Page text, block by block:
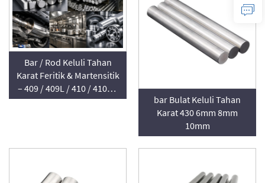
Bar / Rod Keluli Tahan
Karat Feritik & Martensitik
– 409 / 409L / 410 / 410S /
430
bar Bulat Keluli Tahan
Karat 430 6mm 8mm
10mm